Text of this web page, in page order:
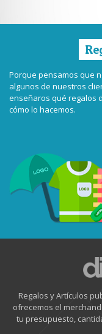
Porque pensamos que
algunos de nuestros
enseñaros qué regalos
cómo lo hacemos.
Regalos y Artículos
ofrecemos el
tu presupuesto,